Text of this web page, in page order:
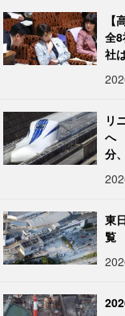
【
全
社
リ
へ
分
東
覧